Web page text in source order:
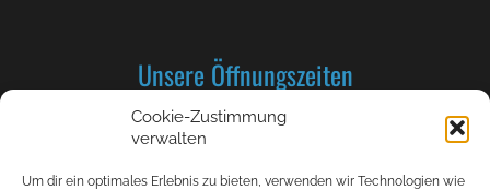
Cookie-Zustimmung
verwalten
Um dir ein optimales Erlebnis zu bieten, verwenden wir Technologien wie
Unsere Öffnungszeiten
Montag bis Donnerstag: 8-12 und 13-17 Uhr
Freitag 8-12 Uhr